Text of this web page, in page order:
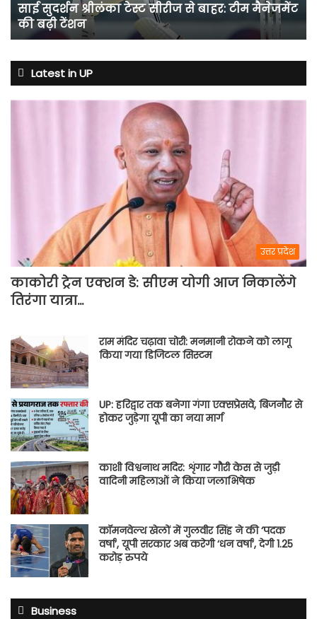
मैनेजमेंट
की
बढ़ी
साई सुदर्शन श्रीलंका टेस्ट सीरीज से बाहर: टीम मैनेजमेंट
की बढ़ी टेंशन
Latest in UP
उत्तर प्रदेश
काकोरी ट्रेन एक्शन डे: सीएम योगी आज निकालेंगे
तिरंगा यात्रा…
राम मंदिर चढ़ावा चोरी: मनमानी रोकने को लागू
किया गया डिजिटल सिस्टम
UP: हरिद्वार तक बनेगा गंगा एक्सप्रेसवे, बिजनौर से
होकर जुड़ेगा यूपी का नया मार्ग
काशी विश्वनाथ मदिर: शृंगार गौरी केस से जुड़ी
वादिनी महिलाओं ने किया जलाभिषेक
कॉमनवेल्थ खेलों में गुलवीर सिंह ने की ‘पदक
वर्षा’, यूपी सरकार अब करेगी ‘धन वर्षा’, देगी 1.25
करोड़ रुपये
Business